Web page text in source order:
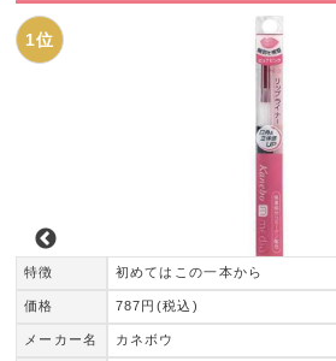
1位
特徴
価格
メーカー名
初めてはこの一本から
787円(税込)
カネボウ